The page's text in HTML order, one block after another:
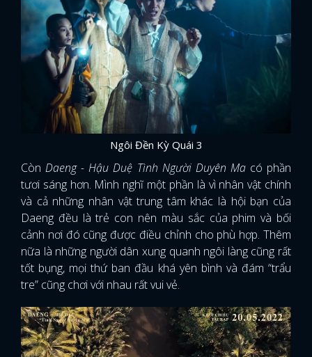
Ngôi Đền Kỳ Quái 3
Còn Daeng - Hậu Duệ Tình Người Duyên Ma có phần
tươi sáng hơn. Mình nghĩ một phần là vì nhân vật chính
và cả những nhân vật trung tâm khác là hội bạn của
Daeng đều là trẻ con nên màu sắc của phim và bối
cảnh nơi đó cũng được điều chỉnh cho phù hợp. Thêm
nữa là những người dân xung quanh ngôi làng cũng rất
tốt bụng, mọi thứ ban đầu khá yên bình và đám “trẩu
tre” cũng chơi với nhau rất vui vẻ.